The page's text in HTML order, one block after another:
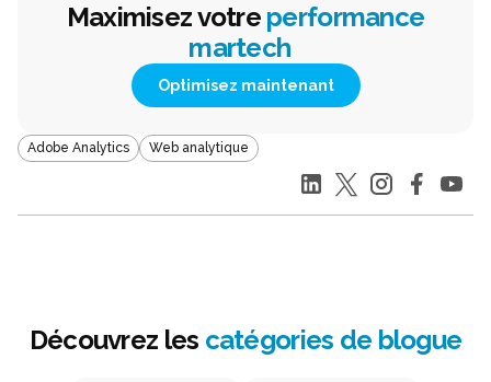
Maximisez votre performance
martech
Optimisez maintenant
Adobe Analytics Web analytique
Découvrez les catégories de blogue